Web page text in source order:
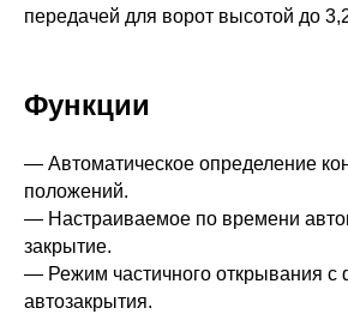
передачей для ворот высотой до
Функции
— Автоматическое определение
положений.
— Настраиваемое по времени
закрытие.
— Режим частичного открывания с
автозакрытия.
1300
–20 …+55
7
280
от 5500 ₽